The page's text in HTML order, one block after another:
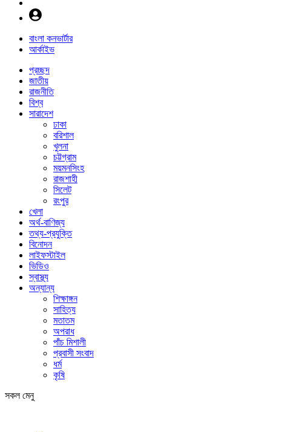
বাংলা কনভার্টার
আর্কাইভ
প্রচ্ছদ
জাতীয়
রাজনীতি
বিশ্ব
সারাদেশ
ঢাকা
বরিশাল
খুলনা
চট্টগ্রাম
ময়মনসিংহ
রাজশাহী
সিলেট
রংপুর
খেলা
অর্থ-বাণিজ্য
তথ্য-প্রযুক্তি
বিনোদন
লাইফস্টাইল
ভিডিও
স্বাস্থ্য
অন্যান্য
শিক্ষাঙ্গন
সাহিত্য
মতাতম
অপরাধ
পাঁচ মিশালী
প্রবাসী সংবাদ
ধর্ম
কৃষি
সকল মেনু